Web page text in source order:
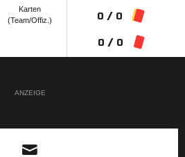
Karten
(Team/Offiz.)
0 / 0
0 / 0
ANZEIGE